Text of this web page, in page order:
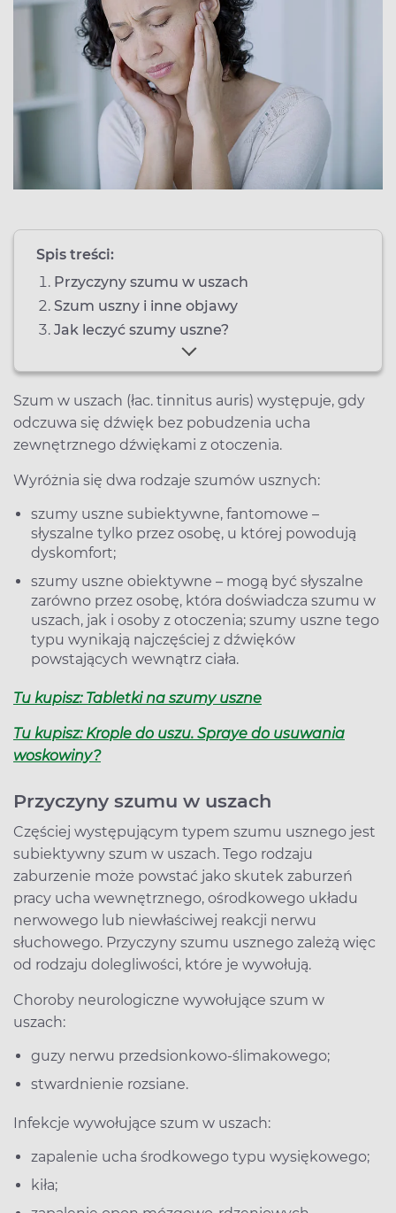
Spis treści:
Przyczyny szumu w uszach
Szum uszny i inne objawy
Jak leczyć szumy uszne?
Szum w uszach (łac. tinnitus auris) występuje, gdy
odczuwa się dźwięk bez pobudzenia ucha
zewnętrznego dźwiękami z otoczenia.
Wyróżnia się dwa rodzaje szumów usznych:
szumy uszne subiektywne, fantomowe –
słyszalne tylko przez osobę, u której powodują
dyskomfort;
szumy uszne obiektywne – mogą być słyszalne
zarówno przez osobę, która doświadcza szumu w
uszach, jak i osoby z otoczenia; szumy uszne tego
typu wynikają najczęściej z dźwięków
powstających wewnątrz ciała.
Tu kupisz: Tabletki na szumy uszne
Tu kupisz: Krople do uszu. Spraye do usuwania
woskowiny?
Przyczyny szumu w uszach
Częściej występującym typem szumu usznego jest
subiektywny szum w uszach. Tego rodzaju
zaburzenie może powstać jako skutek zaburzeń
pracy ucha wewnętrznego, ośrodkowego układu
nerwowego lub niewłaściwej reakcji nerwu
słuchowego. Przyczyny szumu usznego zależą więc
od rodzaju dolegliwości, które je wywołują.
Choroby neurologiczne wywołujące szum w
uszach:
guzy nerwu przedsionkowo-ślimakowego;
stwardnienie rozsiane.
Infekcje wywołujące szum w uszach:
zapalenie ucha środkowego typu wysiękowego;
kiła;